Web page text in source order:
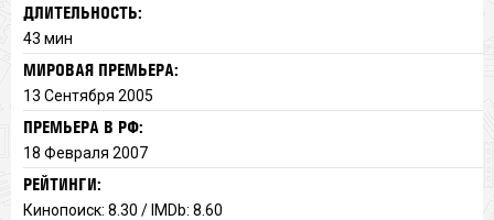
ДЛИТЕЛЬНОСТЬ:
43 мин
МИРОВАЯ ПРЕМЬЕРА:
13 Сентября 2005
ПРЕМЬЕРА В РФ:
18 Февраля 2007
РЕЙТИНГИ:
Кинопоиск: 8.30 / IMDb: 8.60